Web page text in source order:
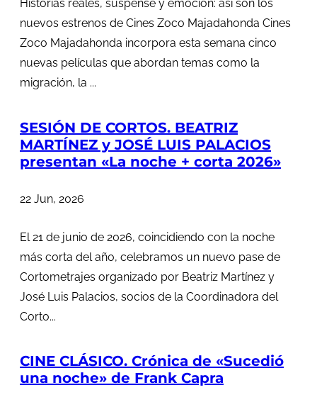
Historias reales, suspense y emoción: así son los
nuevos estrenos de Cines Zoco Majadahonda Cines
Zoco Majadahonda incorpora esta semana cinco
nuevas películas que abordan temas como la
migración, la ...
SESIÓN DE CORTOS. BEATRIZ
MARTÍNEZ y JOSÉ LUIS PALACIOS
presentan «La noche + corta 2026»
22 Jun, 2026
El 21 de junio de 2026, coincidiendo con la noche
más corta del año, celebramos un nuevo pase de
Cortometrajes organizado por Beatriz Martínez y
José Luis Palacios, socios de la Coordinadora del
Corto...
CINE CLÁSICO. Crónica de «Sucedió
una noche» de Frank Capra